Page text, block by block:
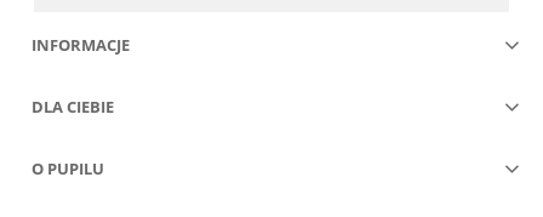
INFORMACJE
DLA CIEBIE
O PUPILU